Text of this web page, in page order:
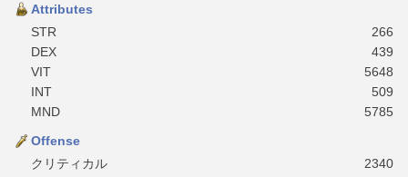
Attributes
STR
266
DEX
439
VIT
5648
INT
509
MND
5785
Offense
クリティカル
2340